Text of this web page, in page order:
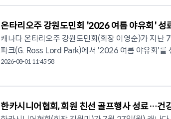
Workshop)'이 노스욕 페어뷰 라이브러리(33 Fairview
에서는 박인환과 캐네디언 문인들 발표, 한국여성문
계, 붓으로 읽는 한국의 시(시 필사 체험) 등 참여형 프로그램이 마련된다.
대 연출 및 뮤지컬 배우 마스터 클래스' 신청자는 무료로 참가할 수 있다.
맹문재(시인) -백지영(소설가) -이강선(연출-노르웨
Performance Showcase)'가 개최된다. 본 행사에서는 '박인환과 문학의 세계화'를 주제로 한 문학
포럼과 함께 뮤지컬 쇼케이스 '디자이너들: 조선의
날 때마다 뜨거운 박수를 보냈으며, 마지막 순서에서
고향을 그리워하며 살아온 이민 1세와 캐나다에서 성
어가는 3세가 하나의 무대에서 함께 연주하며 음악으
특히 이날 공연에서는 90세에 가까운 최고령 단원들
삶의 경험이 녹아든 연주는 화려한 기교를 넘어 진정
가 삶의 희망을 보고 간다", "나이와 상관없이 꿈을
사를 보냈다. 이날 무대에서는 '님이 오시는지', '아름다운 나라', '강원도 아리랑', '비 내리는 고모령'
등 한국인의 정서를 담은 곡들과 드보르자크의 '신세
온타리오주 강원도민회 '2026 여름 야유회' 성
캐나다 온타리오주 강원도민회(회장 이영순)가 지난
파크(G. Ross Lord Park)에서 '2026 여름 야유회'를 성황리에
강원도 출신 동포와 강원도에 연고가 있는 한인 등 약
어우러지며 토론토 한인 사회의 따뜻한 온정과 정을 나누는
려 퍼지는 장구와 꽹과리 소리에 참석자들의 얼굴에는 자연스레
2026-08-01 11:45:58
한카시니어협회, 회원 친선 골프행사 성료…건